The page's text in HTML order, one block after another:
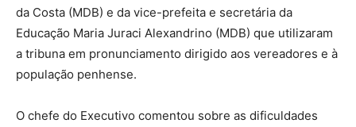
da Costa (MDB) e da vice-prefeita e secretária da
Educação Maria Juraci Alexandrino (MDB) que utilizaram
a tribuna em pronunciamento dirigido aos vereadores e à
população penhense.
O chefe do Executivo comentou sobre as dificuldades